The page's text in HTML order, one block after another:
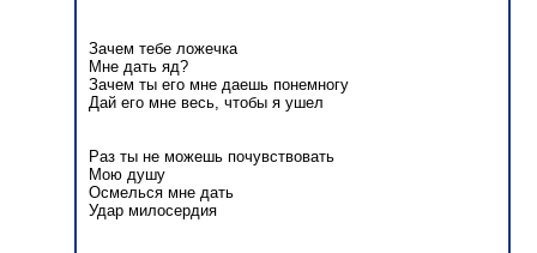
Зачем тебе ложечка
Мне дать яд?
Зачем ты его мне даешь понемногу
Дай его мне весь, чтобы я ушел
Раз ты не можешь почувствовать
Мою душу
Осмелься мне дать
Удар милосердия